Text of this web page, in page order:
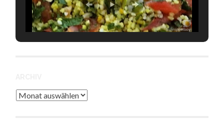
Archiv